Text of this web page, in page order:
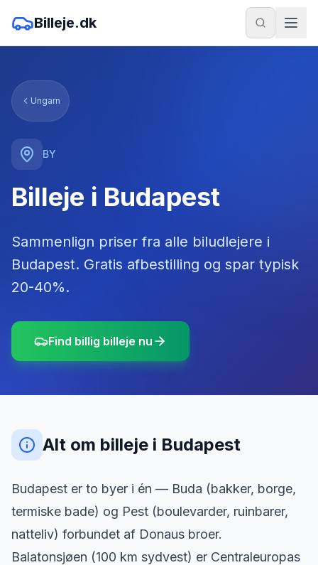
Billeje.dk
Ungarn
BY
Billeje i Budapest
Sammenlign priser fra alle biludlejere i
Budapest. Gratis afbestilling og spar typisk
20-40%.
Find billig billeje nu
Alt om billeje i Budapest
Budapest er to byer i én — Buda (bakker, borge,
termiske bade) og Pest (boulevarder, ruinbarer,
natteliv) forbundet af Donaus broer.
Balatonsjøen (100 km sydvest) er Centraleuropas